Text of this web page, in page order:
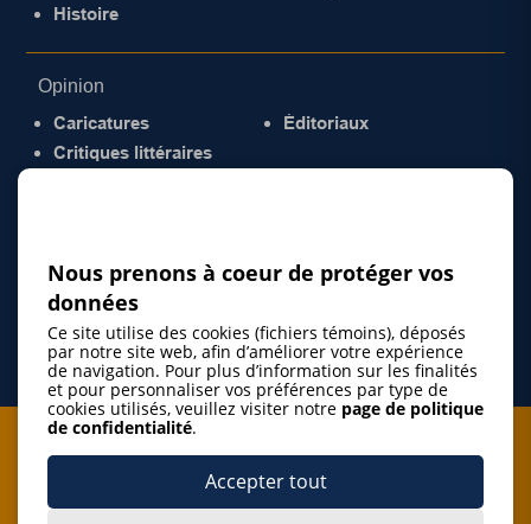
Histoire
Opinion
Caricatures
Critiques littéraires
Éditoriaux
Je m'abonne à l'infolettre
Nous prenons à coeur de protéger vos
données
Ce site utilise des cookies (fichiers témoins), déposés
par notre site web, afin d’améliorer votre expérience
de navigation. Pour plus d’information sur les finalités
et pour personnaliser vos préférences par type de
cookies utilisés, veuillez visiter notre page de politique
de confidentialité.
Accepter tout